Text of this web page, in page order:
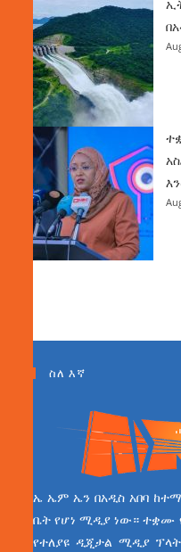
ስለ እኛ
ኤ ኤም ኤን በአዲስ አበባ
ቤት የሆነ ሚዲያ ነው። ተቋሙ
የተለያዩ ዲጂታል ሚዲያ